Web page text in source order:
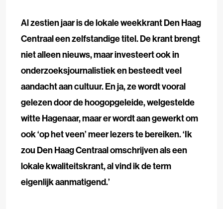
Al zestien jaar is de lokale weekkrant Den Haag
Centraal een zelfstandige titel. De krant brengt
niet alleen nieuws, maar investeert ook in
onderzoeksjournalistiek en besteedt veel
aandacht aan cultuur. En ja, ze wordt vooral
gelezen door de hoogopgeleide, welgestelde
witte Hagenaar, maar er wordt aan gewerkt om
ook ‘op het veen’ meer lezers te bereiken. ‘Ik
zou Den Haag Centraal omschrijven als een
lokale kwaliteitskrant, al vind ik de term
eigenlijk aanmatigend.’